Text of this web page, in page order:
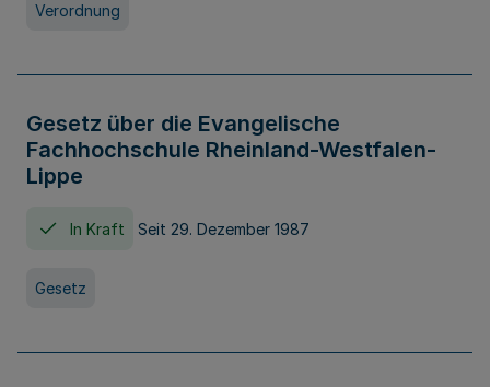
Verordnung
Gesetz über die Evangelische
Fachhochschule Rheinland-Westfalen-
Lippe
In Kraft Seit 29. Dezember 1987
Gesetz